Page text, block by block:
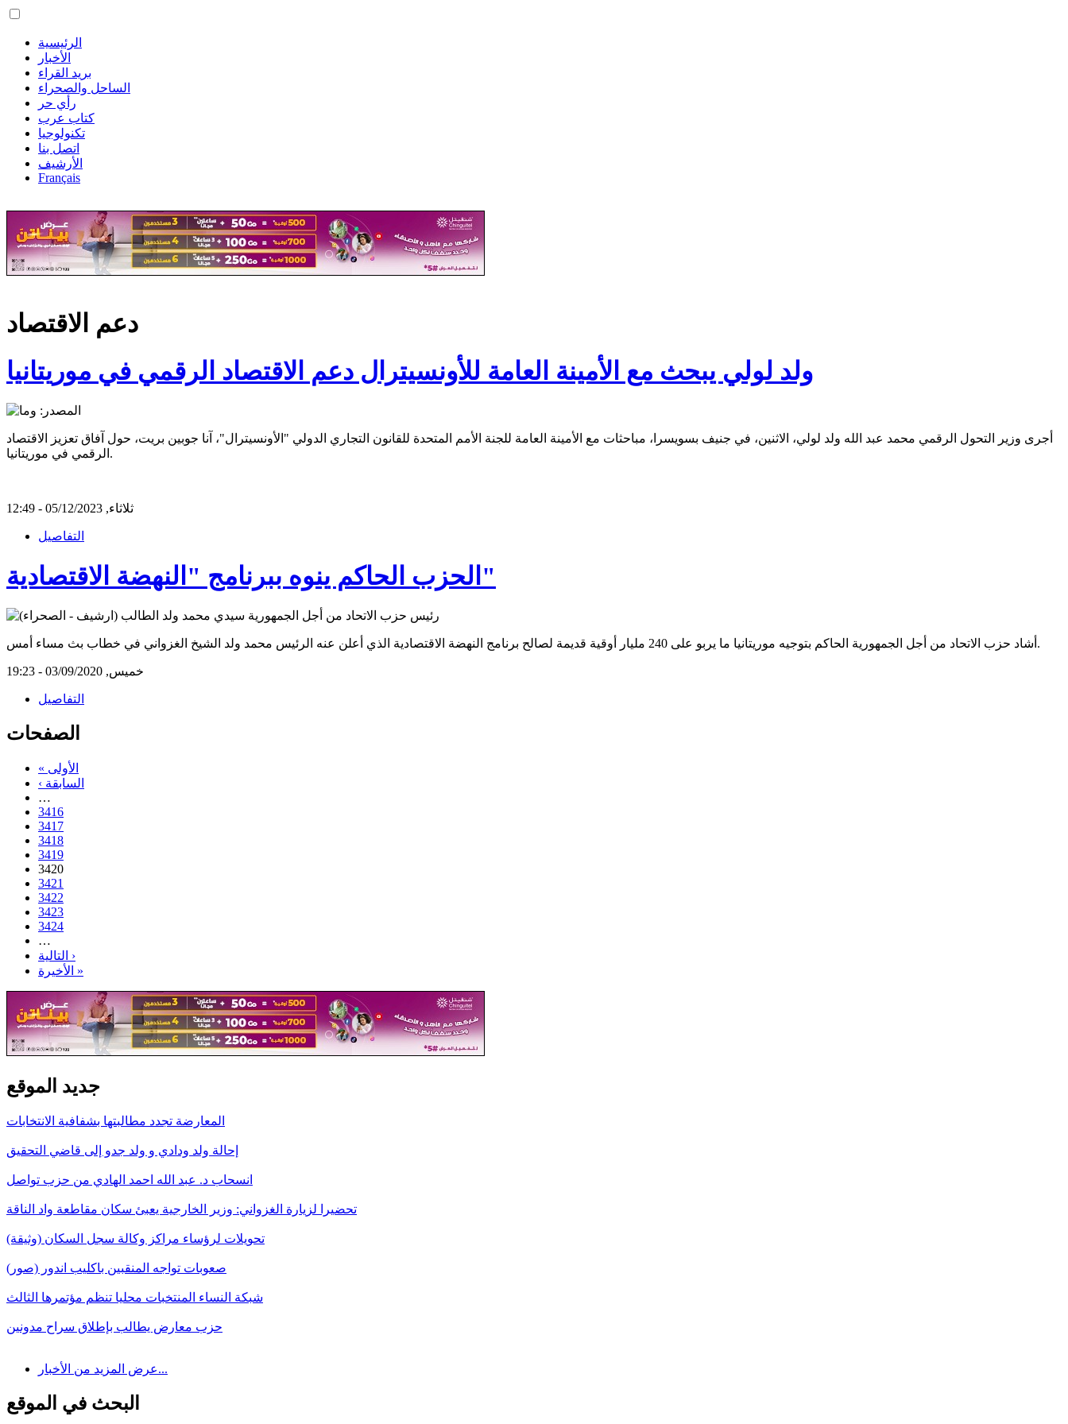
الرئيسية
الأخبار
بريد القراء
الساحل والصحراء
رأي حر
كتاب عرب
تكنولوجيا
اتصل بنا
الأرشيف
Français
دعم الاقتصاد
ولد لولي يبحث مع الأمينة العامة للأونسيترال دعم الاقتصاد الرقمي في موريتانيا
أجرى وزير التحول الرقمي محمد عبد الله ولد لولي، الاثنين، في جنيف بسويسرا، مباحثات مع الأمينة العامة للجنة الأمم المتحدة للقانون التجاري الدولي "الأونسيترال"، آنا جوبين بريت، حول آفاق تعزيز الاقتصاد
الرقمي في موريتانيا.
ثلاثاء, 05/12/2023 - 12:49
التفاصيل
الحزب الحاكم ينوه ببرنامج "النهضة الاقتصادية"
أشاد حزب الاتحاد من أجل الجمهورية الحاكم بتوجيه موريتانيا ما يربو على 240 مليار أوقية قديمة لصالح برنامج النهضة الاقتصادية الذي أعلن عنه الرئيس محمد ولد الشيخ الغزواني في خطاب بث مساء أمس.
خميس, 03/09/2020 - 19:23
التفاصيل
الصفحات
« الأولى
‹ السابقة
…
3416
3417
3418
3419
3420
3421
3422
3423
3424
…
التالية ›
الأخيرة »
جديد الموقع
المعارضة تجدد مطالبتها بشفافية الانتخابات
إحالة ولد ودادي و ولد جدو إلى قاضي التحقيق
انسحاب د. عبد الله احمد الهادي من حزب تواصل
تحضيرا لزيارة الغزواني: وزير الخارجية يعبئ سكان مقاطعة واد الناقة
تحويلات لرؤساء مراكز وكالة سجل السكان (وثيقة)
صعوبات تواجه المنقبين باكليب اندور (صور)
شبكة النساء المنتخبات محليا تنظم مؤتمرها الثالث
حزب معارض يطالب بإطلاق سراح مدونين
عرض المزيد من الأخبار...
البحث في الموقع